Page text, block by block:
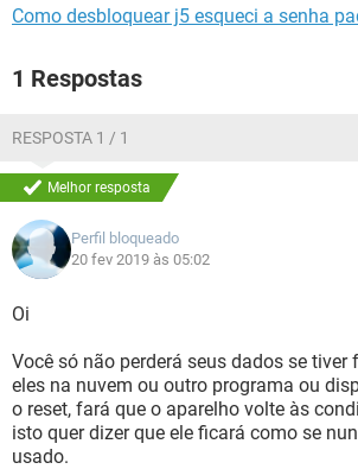
Como desbloquear j5 esqueci a senha
1 Respostas
RESPOSTA 1 / 1
Melhor resposta
Perfil bloqueado
20 fev 2019 às 05:02
Oi
Você só não perderá seus dados se
eles na nuvem ou outro programa ou
o reset, fará que o aparelho volte às
isto quer dizer que ele ficará como se
usado.